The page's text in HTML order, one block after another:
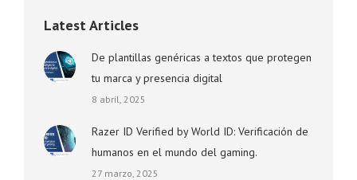
Latest Articles
De plantillas genéricas a textos que protegen
tu marca y presencia digital
8 abril, 2025
Razer ID Verified by World ID: Verificación de
humanos en el mundo del gaming.
27 marzo, 2025